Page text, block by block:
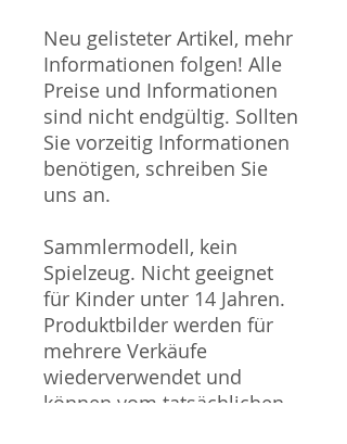
Neu gelisteter Artikel, mehr
Informationen folgen! Alle
Preise und Informationen
sind nicht endgültig. Sollten
Sie vorzeitig Informationen
benötigen, schreiben Sie
uns an.
Sammlermodell, kein
Spielzeug. Nicht geeignet
für Kinder unter 14 Jahren.
Produktbilder werden für
mehrere Verkäufe
wiederverwendet und
können vom tatsächlichen